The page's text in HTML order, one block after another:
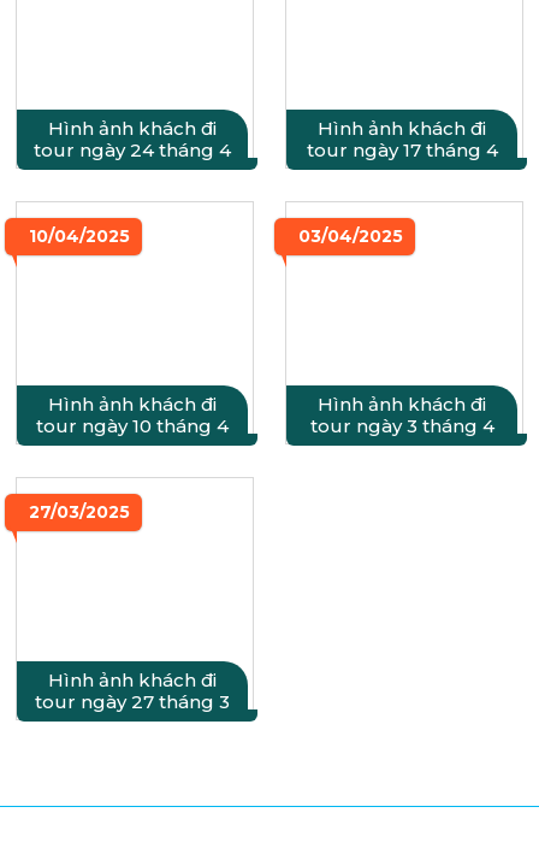
Hình ảnh khách đi
tour ngày 24 tháng 4
Hình ảnh khách đi
tour ngày 17 tháng 4
10/04/2025
Hình ảnh khách đi
tour ngày 10 tháng 4
03/04/2025
Hình ảnh khách đi
tour ngày 3 tháng 4
27/03/2025
Hình ảnh khách đi
tour ngày 27 tháng 3